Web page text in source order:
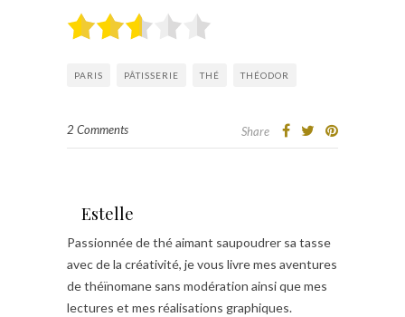
PARIS PÂTISSERIE THÉ THÉODOR
2 Comments Share
Estelle
Passionnée de thé aimant saupoudrer sa tasse
avec de la créativité, je vous livre mes aventures
de théïnomane sans modération ainsi que mes
lectures et mes réalisations graphiques.